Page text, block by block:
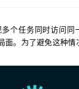
个任务同时访问同
面。为了避免这种